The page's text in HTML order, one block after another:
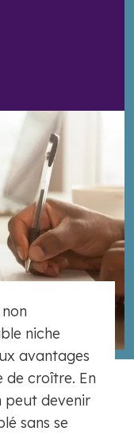
niche
avantages
de croître. En
peut devenir
sans se